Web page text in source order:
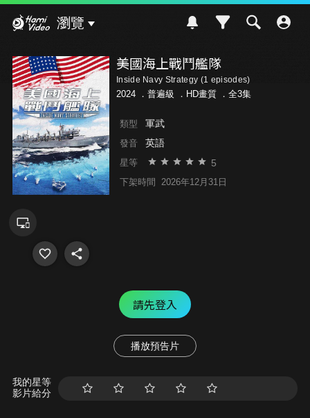
瀏覽
美國海上戰鬥艦隊
Inside Navy Strategy (1 episodes)
2024 ． 普遍級 ．HD畫質 ．全3集
類型 軍武
發音 英語
星等 5
下架時間 2026年12月31日
請先登入
播放預告片
我的星等
影片給分